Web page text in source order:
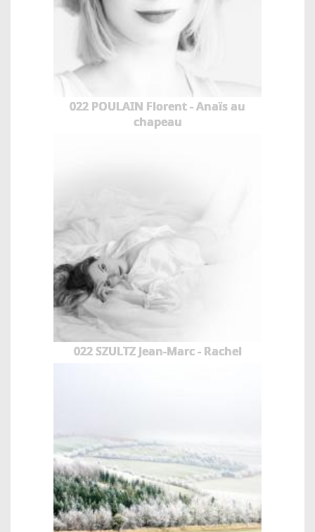
022 POULAIN Florent - Anaïs au
chapeau
022 SZULTZ Jean-Marc - Rachel